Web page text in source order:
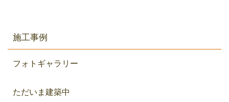
施工事例
フォトギャラリー
ただいま建築中